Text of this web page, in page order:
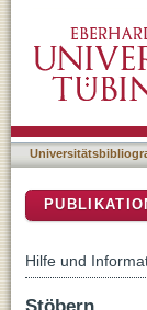
Hilfe und
Stöbern